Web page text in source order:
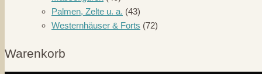
Palmen, Zelte u. a. (43)
Westernhäuser & Forts (72)
Warenkorb